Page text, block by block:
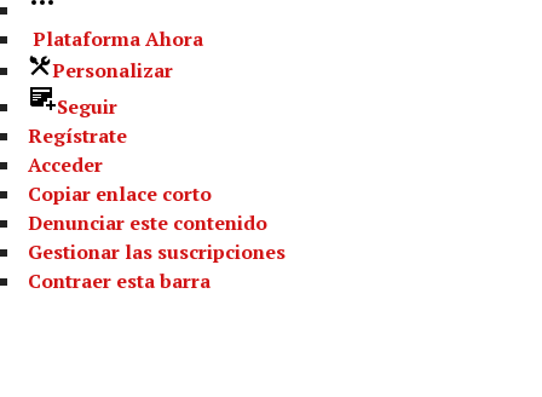
Plataforma Ahora
Personalizar
Seguir
Regístrate
Acceder
Copiar enlace corto
Denunciar este contenido
Gestionar las suscripciones
Contraer esta barra